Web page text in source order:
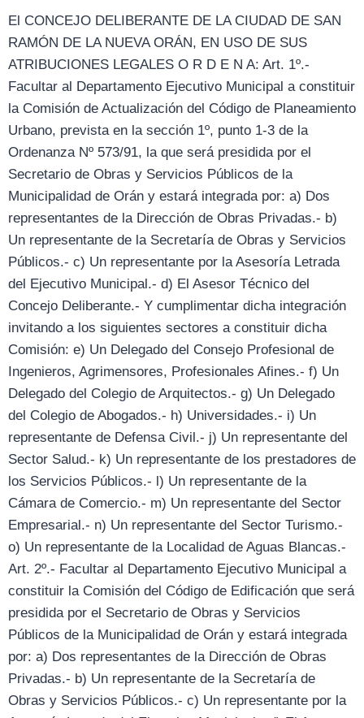
El CONCEJO DELIBERANTE DE LA CIUDAD DE SAN
RAMÓN DE LA NUEVA ORÁN, EN USO DE SUS
ATRIBUCIONES LEGALES O R D E N A: Art. 1º.-
Facultar al Departamento Ejecutivo Municipal a constituir
la Comisión de Actualización del Código de Planeamiento
Urbano, prevista en la sección 1º, punto 1-3 de la
Ordenanza Nº 573/91, la que será presidida por el
Secretario de Obras y Servicios Públicos de la
Municipalidad de Orán y estará integrada por: a) Dos
representantes de la Dirección de Obras Privadas.- b)
Un representante de la Secretaría de Obras y Servicios
Públicos.- c) Un representante por la Asesoría Letrada
del Ejecutivo Municipal.- d) El Asesor Técnico del
Concejo Deliberante.- Y cumplimentar dicha integración
invitando a los siguientes sectores a constituir dicha
Comisión: e) Un Delegado del Consejo Profesional de
Ingenieros, Agrimensores, Profesionales Afines.- f) Un
Delegado del Colegio de Arquitectos.- g) Un Delegado
del Colegio de Abogados.- h) Universidades.- i) Un
representante de Defensa Civil.- j) Un representante del
Sector Salud.- k) Un representante de los prestadores de
los Servicios Públicos.- l) Un representante de la
Cámara de Comercio.- m) Un representante del Sector
Empresarial.- n) Un representante del Sector Turismo.-
o) Un representante de la Localidad de Aguas Blancas.-
Art. 2º.- Facultar al Departamento Ejecutivo Municipal a
constituir la Comisión del Código de Edificación que será
presidida por el Secretario de Obras y Servicios
Públicos de la Municipalidad de Orán y estará integrada
por: a) Dos representantes de la Dirección de Obras
Privadas.- b) Un representante de la Secretaría de
Obras y Servicios Públicos.- c) Un representante por la